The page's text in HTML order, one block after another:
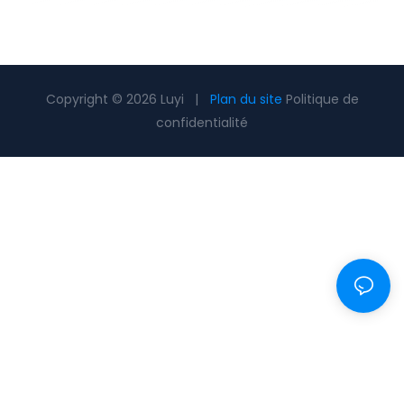
Copyright © 2026 Luyi | Plan du site Politique de
confidentialité